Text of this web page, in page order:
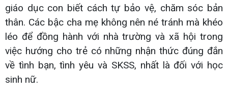
giáo dục con biết cách tự bảo vệ, chăm sóc bản
thân. Các bậc cha mẹ không nên né tránh mà khéo
léo để đồng hành với nhà trường và xã hội trong
việc hướng cho trẻ có những nhận thức đúng đắn
về tình bạn, tình yêu và SKSS, nhất là đối với học
sinh nữ.